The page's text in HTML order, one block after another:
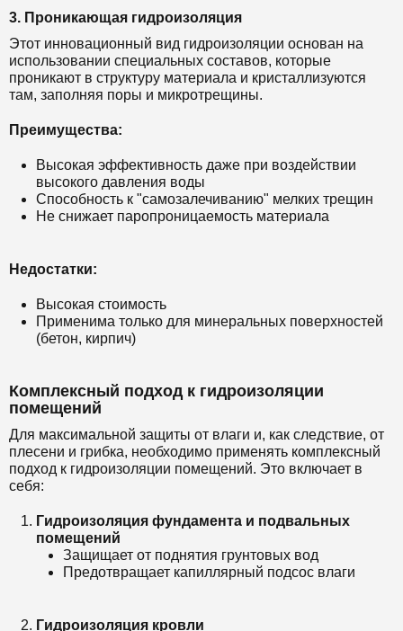
3. Проникающая гидроизоляция
Этот инновационный вид гидроизоляции основан на
использовании специальных составов, которые
проникают в структуру материала и кристаллизуются
там, заполняя поры и микротрещины.
Преимущества:
Высокая эффективность даже при воздействии
высокого давления воды
Способность к "самозалечиванию" мелких трещин
Не снижает паропроницаемость материала
Недостатки:
Высокая стоимость
Применима только для минеральных поверхностей
(бетон, кирпич)
Комплексный подход к гидроизоляции
помещений
Для максимальной защиты от влаги и, как следствие, от
плесени и грибка, необходимо применять комплексный
подход к гидроизоляции помещений. Это включает в
себя:
Гидроизоляция фундамента и подвальных
помещений
Защищает от поднятия грунтовых вод
Предотвращает капиллярный подсос влаги
Гидроизоляция кровли